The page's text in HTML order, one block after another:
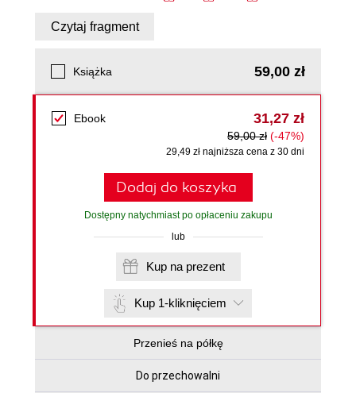
Czytaj fragment
Książka 59,00 zł
Ebook 31,27 zł
59,00 zł (-47%)
29,49 zł najniższa cena z 30 dni
Dodaj do koszyka
Dostępny natychmiast po opłaceniu zakupu
lub
Kup na prezent
Kup 1-kliknięciem
Przenieś na półkę
Do przechowalni